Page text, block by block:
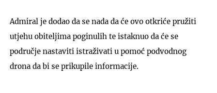
Admiral je dodao da se nada da će ovo otkriće pružiti
utjehu obiteljima poginulih te istaknuo da će se
područje nastaviti istraživati u pomoć podvodnog
drona da bi se prikupile informacije.